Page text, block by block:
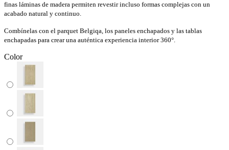
finas láminas de madera permiten revestir incluso formas complejas con un
acabado natural y continuo.
Combínelas con el parquet Belgiqa, los paneles enchapados y las tablas
enchapadas para crear una auténtica experiencia interior 360°.
Color